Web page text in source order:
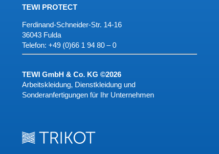
TEWI PROTECT
Ferdinand-Schneider-Str. 14-16
36043 Fulda
Telefon: +49 (0)66 1 94 80 – 0
TEWI GmbH & Co. KG ©2026
Arbeitskleidung, Dienstkleidung und
Sonderanfertigungen für Ihr Unternehmen